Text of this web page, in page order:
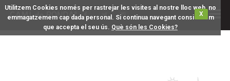
Utilitzem Cookies només per rastrejar les visites al nostre lloc web, no
emmagatzemem cap dada personal. Si continua navegant considerem
que accepta el seu ús.
X
Què són les Cookies?